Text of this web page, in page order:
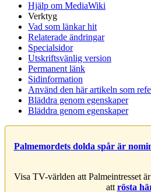
Hjälp om MediaWiki
Verktyg
Vad som länkar hit
Relaterade ändringar
Specialsidor
Utskriftsvänlig version
Permanent länk
Sidinformation
Använd den här artikeln som
Bläddra genom egenskaper
Bläddra genom egenskaper
Palmemordets dolda spår är
Visa TV-världen att Palmeintresset
att rösta